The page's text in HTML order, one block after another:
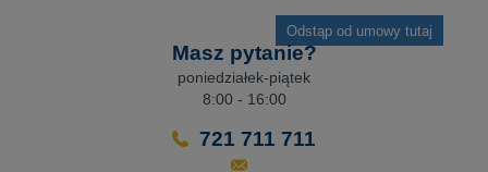
Odstąp od umowy tutaj
Masz pytanie?
poniedziałek-piątek
8:00 - 16:00
721 711 711